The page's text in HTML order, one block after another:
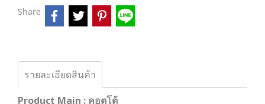
Share
รายละเอียดสินค้า
Product Main : คอตโต้